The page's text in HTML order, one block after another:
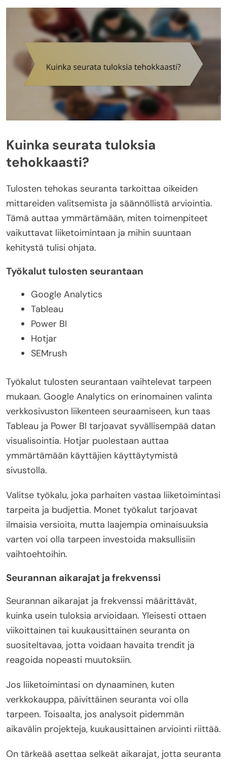
Kuinka seurata tuloksia
tehokkaasti?
Tulosten tehokas seuranta tarkoittaa oikeiden
mittareiden valitsemista ja säännöllistä arviointia.
Tämä auttaa ymmärtämään, miten toimenpiteet
vaikuttavat liiketoimintaan ja mihin suuntaan
kehitystä tulisi ohjata.
Työkalut tulosten seurantaan
Google Analytics
Tableau
Power BI
Hotjar
SEMrush
Työkalut tulosten seurantaan vaihtelevat tarpeen
mukaan. Google Analytics on erinomainen valinta
verkkosivuston liikenteen seuraamiseen, kun taas
Tableau ja Power BI tarjoavat syvällisempää datan
visualisointia. Hotjar puolestaan auttaa
ymmärtämään käyttäjien käyttäytymistä
sivustolla.
Valitse työkalu, joka parhaiten vastaa liiketoimintasi
tarpeita ja budjettia. Monet työkalut tarjoavat
ilmaisia versioita, mutta laajempia ominaisuuksia
varten voi olla tarpeen investoida maksullisiin
vaihtoehtoihin.
Seurannan aikarajat ja frekvenssi
Seurannan aikarajat ja frekvenssi määrittävät,
kuinka usein tuloksia arvioidaan. Yleisesti ottaen
viikoittainen tai kuukausittainen seuranta on
suositeltavaa, jotta voidaan havaita trendit ja
reagoida nopeasti muutoksiin.
Jos liiketoimintasi on dynaaminen, kuten
verkkokauppa, päivittäinen seuranta voi olla
tarpeen. Toisaalta, jos analysoit pidemmän
aikavälin projekteja, kuukausittainen arviointi riittää.
On tärkeää asettaa selkeät aikarajat, jotta seuranta